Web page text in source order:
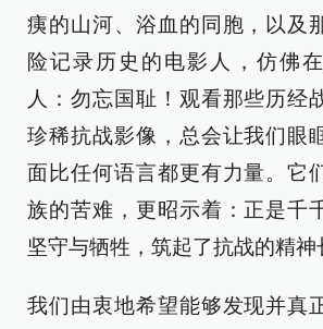
痍的山河、浴血的同胞，以及
险记录历史的电影人，仿佛
人：勿忘国耻！观看那些历经
珍稀抗战影像，总会让我们眼
面比任何语言都更有力量。它
族的苦难，更昭示着：正是千
坚守与牺牲，筑起了抗战的精神
我们由衷地希望能够发现并真